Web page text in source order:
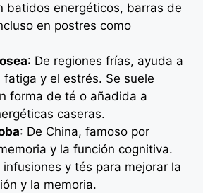
batidos energéticos, barras de
en postres como
: De regiones frías, ayuda a
y el estrés. Se suele
forma de té o añadida a
caseras.
: De China, famoso por
y la función cognitiva.
y tés para mejorar la
y la memoria.